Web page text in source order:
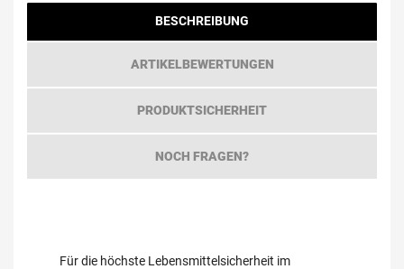
BESCHREIBUNG
ARTIKELBEWERTUNGEN
PRODUKTSICHERHEIT
NOCH FRAGEN?
Für die höchste Lebensmittelsicherheit im